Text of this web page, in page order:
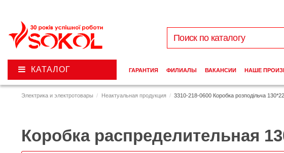
Электрика и электротовары Неактуальная продукция 3310-218-0600 Коробка розподільча
Коробка распределительная
КАТАЛОГ ГАРАНТИЯ ФИЛИАЛЫ ВАКАНСИИ НАШЕ